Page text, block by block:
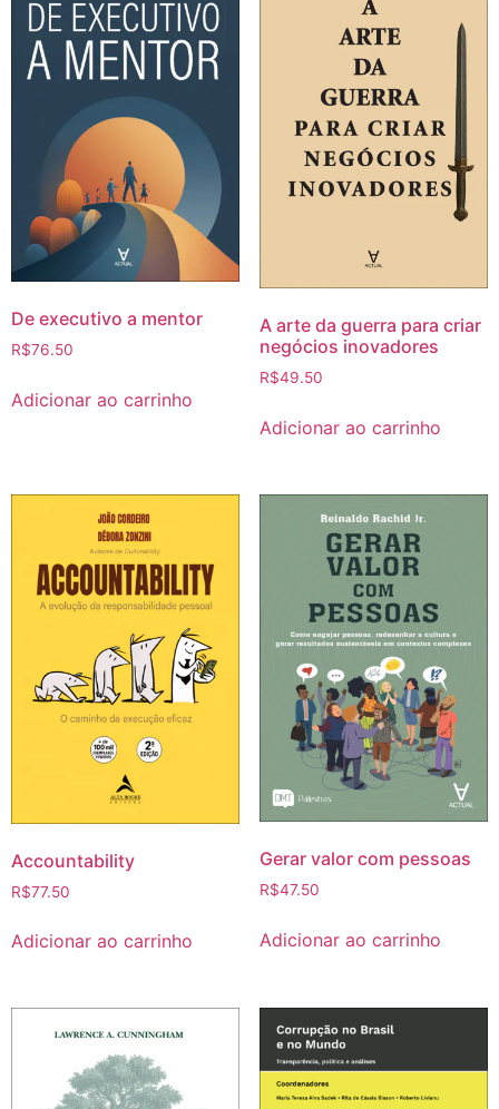
De executivo a mentor
R$76.50
Adicionar ao carrinho
A arte da guerra para criar
negócios inovadores
R$49.50
Adicionar ao carrinho
Accountability
R$77.50
Adicionar ao carrinho
Gerar valor com pessoas
R$47.50
Adicionar ao carrinho